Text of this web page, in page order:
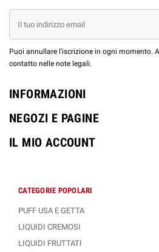
Puoi annullare l'iscrizione in ogni momento.
contatto nelle note legali.
INFORMAZIONI
NEGOZI E PAGINE
IL MIO ACCOUNT
CATEGORIE POPOLARI
PUFF USA E GETTA
LIQUIDI CREMOSI
LIQUIDI FRUTTATI